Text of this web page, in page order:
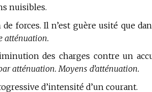
nuisibles.
forces. Il n’est guère usité que
atténuation.
des charges contre un
atténuation. Moyens d’atténuation.
d’intensité d’un courant.